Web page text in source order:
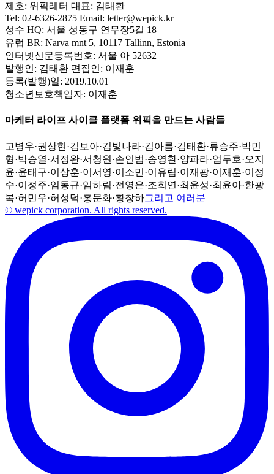
제호: 위픽레터 대표: 김태환
Tel: 02-6326-2875 Email: letter@wepick.kr
성수 HQ: 서울 성동구 연무장5길 18
유럽 BR: Narva mnt 5, 10117 Tallinn, Estonia
인터넷신문등록번호: 서울 아 52632
발행인: 김태환 편집인: 이재훈
등록(발행)일: 2019.10.01
청소년보호책임자: 이재훈
마케터 라이프 사이클 플랫폼 위픽을 만드는 사람들
고병우·권상현 ·김보아·김빛나라·김아름·김태환·류승주·박민
형·박승열·서정완·서청원 ·손인범·송영환·양파라·엄두호·오지
윤·윤태구·이상훈·이서영·이소민·이유림·이재광·이재훈·이정
수·이정주·임동규·임하림·전영은·조희연 ·최윤성·최윤아·한광
복·허민우·허성덕·홍문화·황창하그리고 여러분
© wepick corporation. All rights reserved.